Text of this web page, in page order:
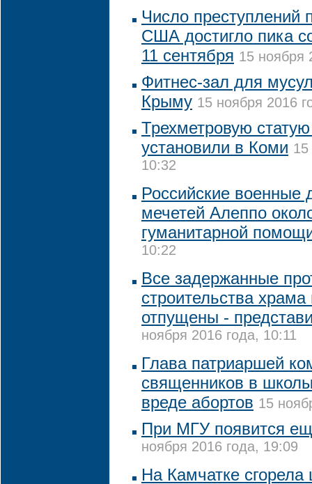
Число преступлений
США достигло пика
11 сентября 15 ноября
Фитнес-зал для
Крыму 15 ноября 2016
Трехметровую
установили в Коми 15
10:32
Российские военные
мечетей Алеппо
гуманитарной
10:22
Все задержанные
строительства
отпущены -
ноября 2016 года, 10:11
Глава патриаршей
священников в
вреде абортов 15
При МГУ появится
ноября 2016 года, 19:09
На Камчатке сгорела